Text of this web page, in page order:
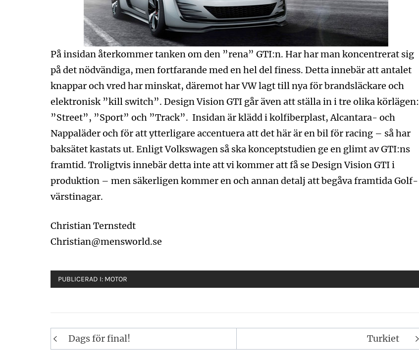
På insidan återkommer tanken om den ”rena” GTI:n. Har har man koncentrerat sig
på det nödvändiga, men fortfarande med en hel del finess. Detta innebär att antalet
knappar och vred har minskat, däremot har VW lagt till nya för brandsläckare och
elektronisk ”kill switch”. Design Vision GTI går även att ställa in i tre olika körlägen:
”Street”, ”Sport” och ”Track”. Insidan är klädd i kolfiberplast, Alcantara- och
Nappaläder och för att ytterligare accentuera att det här är en bil för racing – så har
baksätet kastats ut. Enligt Volkswagen så ska konceptstudien ge en glimt av GTI:ns
framtid. Troligtvis innebär detta inte att vi kommer att få se Design Vision GTI i
produktion – men säkerligen kommer en och annan detalj att begåva framtida Golf-
värstinagar.
Christian Ternstedt
Christian@mensworld.se
PUBLICERAD I: MOTOR
Inläggsnavigering
Dags för final! Turkiet